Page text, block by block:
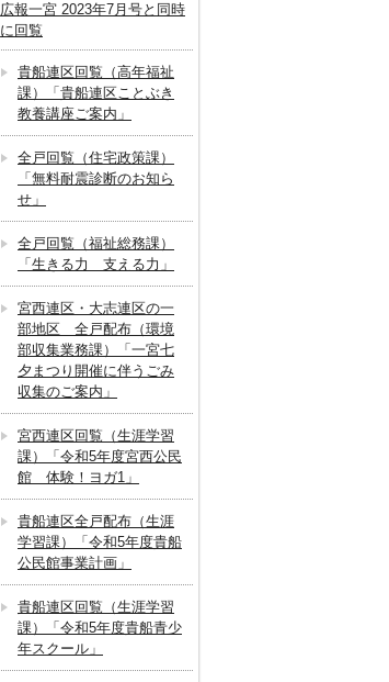
広報一宮 2023年7月号と同時
に回覧
貴船連区回覧（高年福祉
課）「貴船連区ことぶき
教養講座ご案内」
全戸回覧（住宅政策課）
「無料耐震診断のお知ら
せ」
全戸回覧（福祉総務課）
「生きる力 支える力」
宮西連区・大志連区の一
部地区 全戸配布（環境
部収集業務課）「一宮七
夕まつり開催に伴うごみ
収集のご案内」
宮西連区回覧（生涯学習
課）「令和5年度宮西公民
館 体験！ヨガ1」
貴船連区全戸配布（生涯
学習課）「令和5年度貴船
公民館事業計画」
貴船連区回覧（生涯学習
課）「令和5年度貴船青少
年スクール」